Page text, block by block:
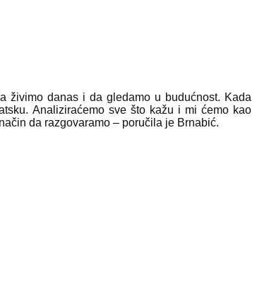
živimo danas i da gledamo u budućnost. Kada
Analiziraćemo sve što kažu i mi ćemo kao
da razgovaramo – poručila je Brnabić.